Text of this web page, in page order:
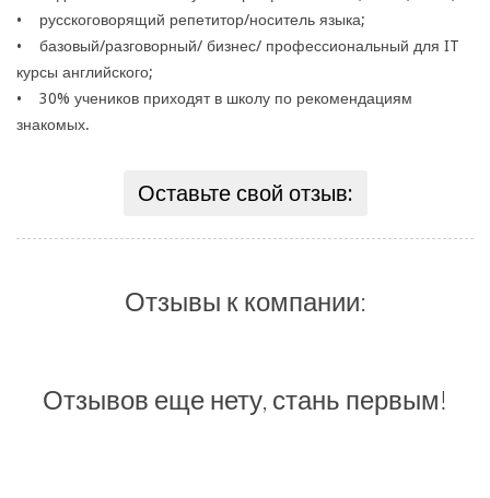
• русскоговорящий репетитор/носитель языка;
• базовый/разговорный/ бизнес/ профессиональный для IT
курсы английского;
• 30% учеников приходят в школу по рекомендациям
знакомых.
Оставьте свой отзыв:
Отзывы к компании:
Отзывов еще нету, стань первым!